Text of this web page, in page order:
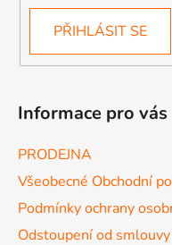
PŘIHLÁSIT SE
Informace pro vás
PRODEJNA
Všeobecné Obchodní
Podmínky ochrany
Odstoupení od